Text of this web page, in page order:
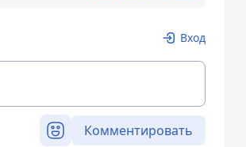
Вход
Комментировать